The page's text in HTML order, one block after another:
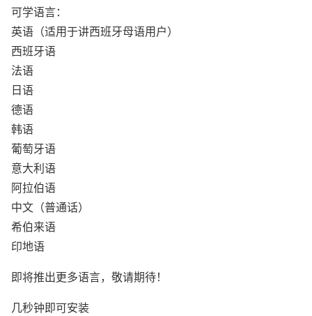
可学语言：
英语（适用于讲西班牙母语用户）
西班牙语
法语
日语
德语
韩语
葡萄牙语
意大利语
阿拉伯语
中文（普通话）
希伯来语
印地语
即将推出更多语言，敬请期待！
几秒钟即可安装